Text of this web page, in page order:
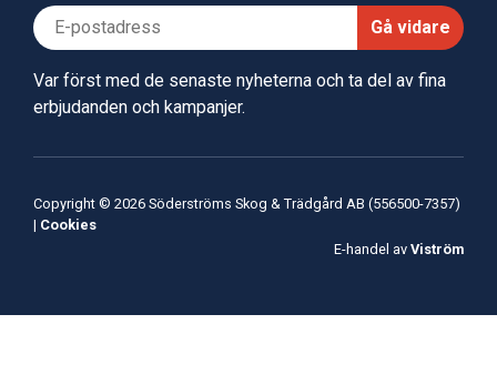
Gå vidare
Var först med de senaste nyheterna och ta del av fina
erbjudanden och kampanjer.
Copyright © 2026 Söderströms Skog & Trädgård AB (556500-7357)
| Cookies
E-handel av Viström